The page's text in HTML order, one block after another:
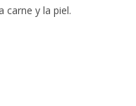
carne y la piel.